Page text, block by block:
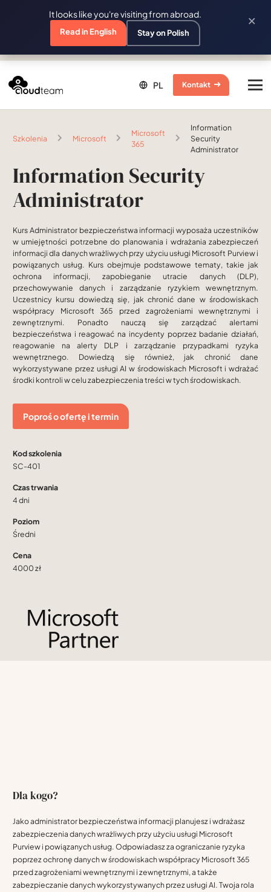
Kontakt
Szkolenia Microsoft
Microsoft
365
Information
Security
Administrator
Information Security
Administrator
Kurs Administrator bezpieczeństwa informacji wyposaża uczestników
w umiejętności potrzebne do planowania i wdrażania zabezpieczeń
informacji dla danych wrażliwych przy użyciu usługi Microsoft Purview i
powiązanych usług. Kurs obejmuje podstawowe tematy, takie jak
ochrona informacji, zapobieganie utracie danych (DLP),
przechowywanie danych i zarządzanie ryzykiem wewnętrznym.
Uczestnicy kursu dowiedzą się, jak chronić dane w środowiskach
współpracy Microsoft 365 przed zagrożeniami wewnętrznymi i
zewnętrznymi. Ponadto nauczą się zarządzać alertami
bezpieczeństwa i reagować na incydenty poprzez badanie działań,
reagowanie na alerty DLP i zarządzanie przypadkami ryzyka
wewnętrznego. Dowiedzą się również, jak chronić dane
wykorzystywane przez usługi AI w środowiskach Microsoft i wdrażać
środki kontroli w celu zabezpieczenia treści w tych środowiskach.
Poproś o ofertę i termin
Kod szkolenia
SC-401
Czas trwania
4 dni
Poziom
Średni
Cena
4000 zł
Dla kogo?
Jako administrator bezpieczeństwa informacji planujesz i wdrażasz
zabezpieczenia danych wrażliwych przy użyciu usługi Microsoft
Purview i powiązanych usług. Odpowiadasz za ograniczanie ryzyka
poprzez ochronę danych w środowiskach współpracy Microsoft 365
przed zagrożeniami wewnętrznymi i zewnętrznymi, a także
zabezpieczanie danych wykorzystywanych przez usługi AI. Twoja rola
It looks like you're visiting from abroad.
Read in English Stay on Polish
×